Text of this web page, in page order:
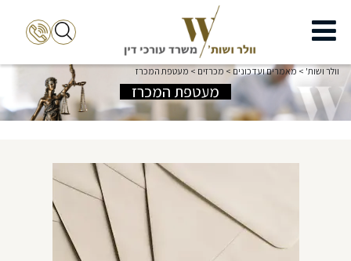
מעטפת המכרז
וולר ושות' > מאמרים ועדכונים > מכרזים > מעטפת המכרז